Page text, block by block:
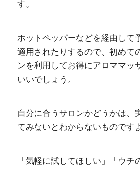
す。
ホットペッパーなどを経由して
適用されたりするので、初めて
ンを利用してお得にアロママッ
いいでしょう。
自分に合うサロンかどうかは、
てみないとわからないものです
「気軽に試してほしい」「ウチ